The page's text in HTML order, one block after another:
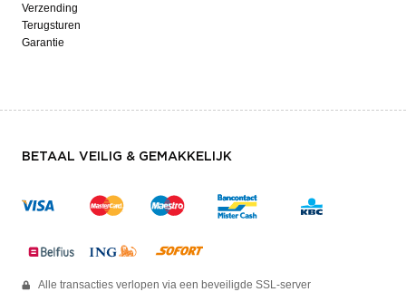
Verzending
Terugsturen
Garantie
BETAAL VEILIG & GEMAKKELIJK
Alle transacties verlopen via een beveiligde SSL-server